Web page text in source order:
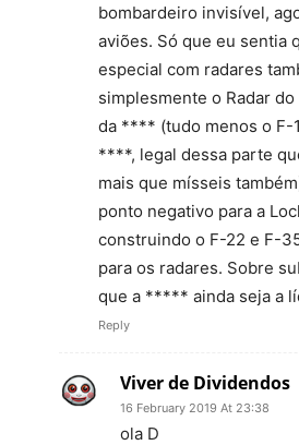
bombardeiro invisível,
aviões. Só que eu sentia
especial com radares
simplesmente o Radar
da **** (tudo menos o F-
****, legal dessa parte
mais que mísseis
ponto negativo para a
construindo o F-22 e F-
para os radares. Sobre
que a ***** ainda seja a
Reply
Viver de Dividendos
16 February 2019 At 23:38
ola D